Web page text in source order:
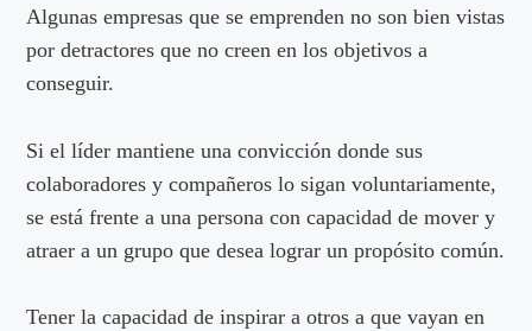
Algunas empresas que se emprenden no son bien vistas
por detractores que no creen en los objetivos a
conseguir.
Si el líder mantiene una convicción donde sus
colaboradores y compañeros lo sigan voluntariamente,
se está frente a una persona con capacidad de mover y
atraer a un grupo que desea lograr un propósito común.
Tener la capacidad de inspirar a otros a que vayan en